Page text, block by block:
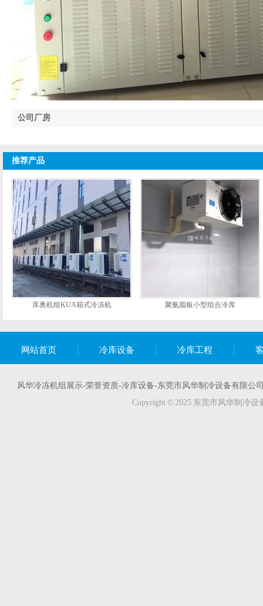
公司厂房
推荐产品
库奥机组KUA箱式冷冻机 聚氨脂板小型组合冷库
网站首页 冷库设备 冷库工程
风华冷冻机组展示-荣誉资质-冷库设备-东莞市风华制冷设备有限
Copyright © 2025 东莞市风华制冷